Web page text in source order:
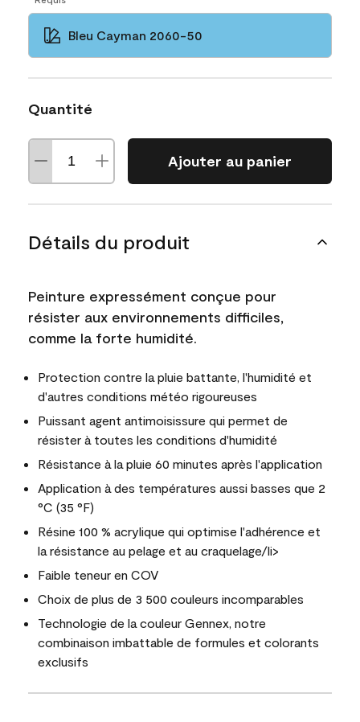
Bleu Cayman 2060-50
Quantité
Ajouter au panier
Détails du produit
Peinture expressément conçue pour
résister aux environnements difficiles,
comme la forte humidité.
Protection contre la pluie battante, l'humidité et
d'autres conditions météo rigoureuses
Puissant agent antimoisissure qui permet de
résister à toutes les conditions d'humidité
Résistance à la pluie 60 minutes après l'application
Application à des températures aussi basses que 2
°C (35 °F)
Résine 100 % acrylique qui optimise l'adhérence et
la résistance au pelage et au craquelage/li>
Faible teneur en COV
Choix de plus de 3 500 couleurs incomparables
Technologie de la couleur Gennex, notre
combinaison imbattable de formules et colorants
exclusifs